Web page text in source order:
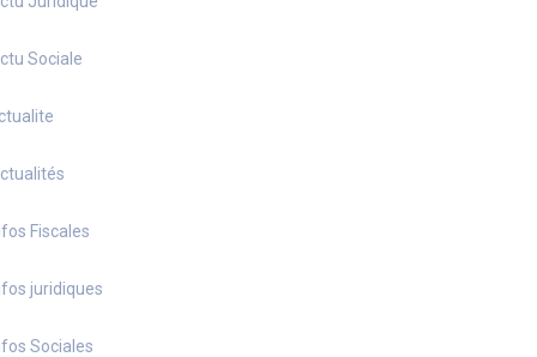
Sociale
Fiscales
juridiques
Sociales